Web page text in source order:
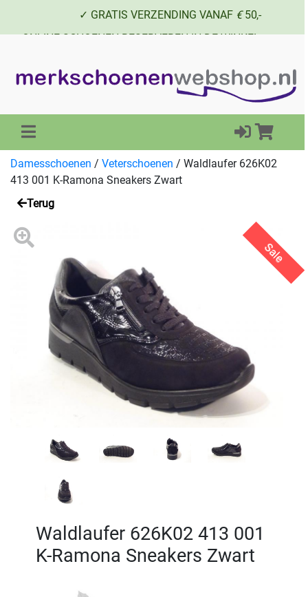
✓ GRATIS VERZENDING VANAF €50,-
✓ ONLINE SCHOENEN RESERVEREN IN DE WINKEL
Damesschoenen / Veterschoenen / Waldlaufer 626K02
413 001 K-Ramona Sneakers Zwart
Terug
Sale
Waldlaufer 626K02 413 001
K-Ramona Sneakers Zwart